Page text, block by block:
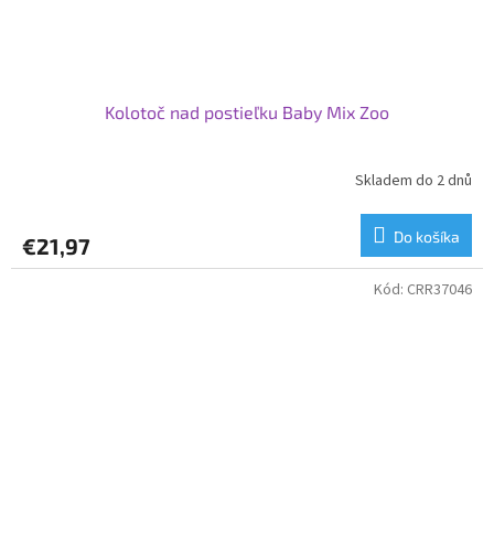
Kolotoč nad postieľku Baby Mix Zoo
Skladem do 2 dnů
€21,97 Do košíka
Kód: CRR37046